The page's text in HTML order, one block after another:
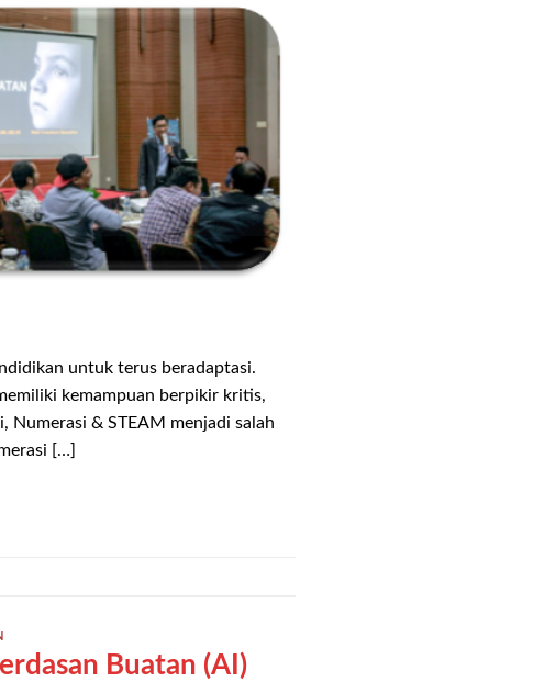
untuk terus beradaptasi.
kemampuan berpikir kritis,
& STEAM menjadi salah
[…]
Buatan (AI)